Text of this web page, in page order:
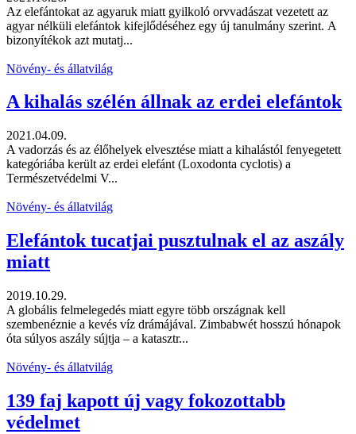
Az elefántokat az agyaruk miatt gyilkoló orvvadászat vezetett az
agyar nélküli elefántok kifejlődéséhez egy új tanulmány szerint. A
bizonyítékok azt mutatj...
Növény- és állatvilág
A kihalás szélén állnak az erdei elefántok
2021.04.09.
A vadorzás és az élőhelyek elvesztése miatt a kihalástól fenyegetett
kategóriába került az erdei elefánt (Loxodonta cyclotis) a
Természetvédelmi V...
Növény- és állatvilág
Elefántok tucatjai pusztulnak el az aszály
miatt
2019.10.29.
A globális felmelegedés miatt egyre több országnak kell
szembenéznie a kevés víz drámájával. Zimbabwét hosszú hónapok
óta súlyos aszály sújtja – a katasztr...
Növény- és állatvilág
139 faj kapott új vagy fokozottabb
védelmet